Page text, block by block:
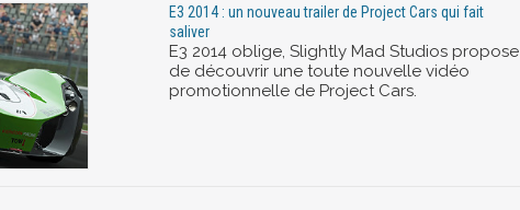
E3 2014 : un nouveau trailer de Project Cars qui fait
saliver
E3 2014 oblige, Slightly Mad Studios propose
de découvrir une toute nouvelle vidéo
promotionnelle de Project Cars.